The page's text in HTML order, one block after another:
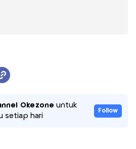
Okezone untuk
setiap hari
Follow